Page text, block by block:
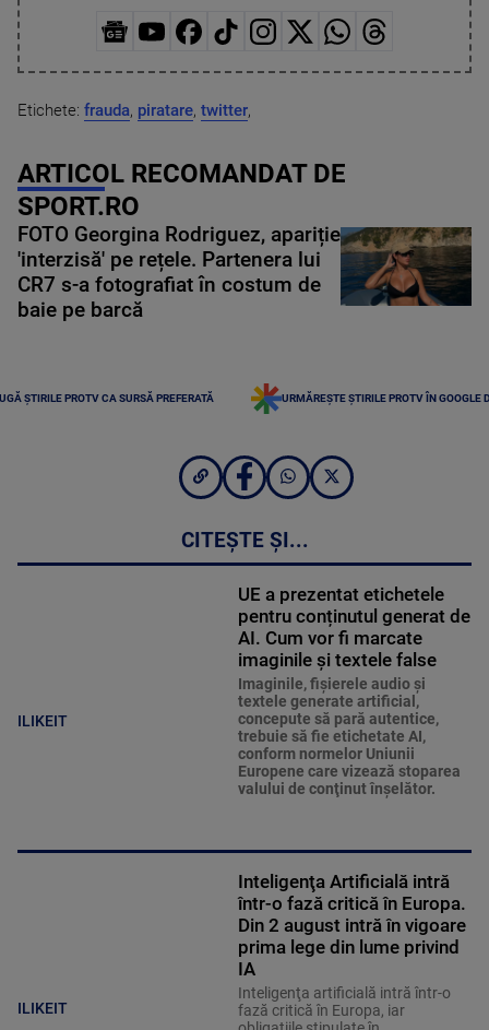
Etichete: frauda, piratare, twitter,
ARTICOL RECOMANDAT DE
SPORT.RO
FOTO Georgina Rodriguez, apariție
'interzisă' pe rețele. Partenera lui
CR7 s-a fotografiat în costum de
baie pe barcă
ȘTIRILE PROTV CA SURSĂ PREFERATĂ URMĂREȘTE ȘTIRILE PROTV ÎN GOOGLE
CITEȘTE ȘI...
ILIKEIT
UE a prezentat etichetele
pentru conținutul generat de
AI. Cum vor fi marcate
imaginile și textele false
Imaginile, fişierele audio şi
textele generate artificial,
concepute să pară autentice,
trebuie să fie etichetate AI,
conform normelor Uniunii
Europene care vizează stoparea
valului de conţinut înşelător.
ILIKEIT
Inteligenţa Artificială intră
într-o fază critică în Europa.
Din 2 august intră în vigoare
prima lege din lume privind
IA
Inteligenţa artificială intră într-o
fază critică în Europa, iar